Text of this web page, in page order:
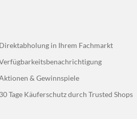
kommen, sind BPA frei.
Direktabholung in Ihrem Fachmarkt
& Gewinnspiele
30 Tage Käuferschutz durch Trusted Shops